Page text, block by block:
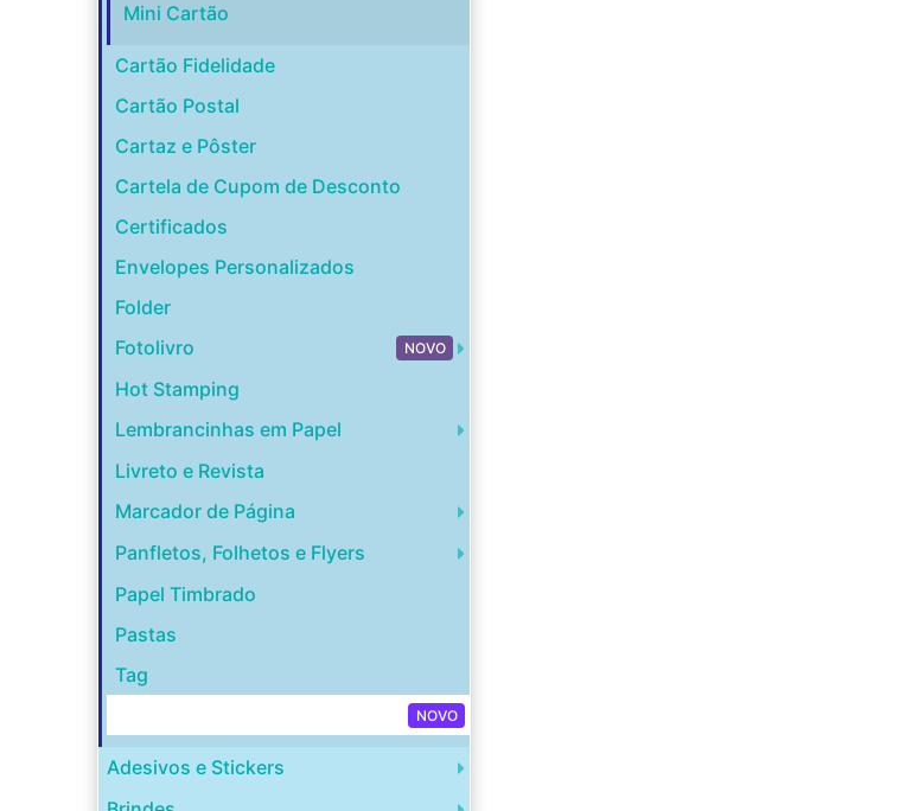
Mini Cartão
Cartão Fidelidade
Cartão Postal
Cartaz e Pôster
Cartela de Cupom de Desconto
Certificados
Envelopes Personalizados
Folder
NOVO
Fotolivro
Hot Stamping
Lembrancinhas em Papel
Livreto e Revista
Marcador de Página
Panfletos, Folhetos e Flyers
Papel Timbrado
Pastas
Tag
NOVO
Adesivos e Stickers